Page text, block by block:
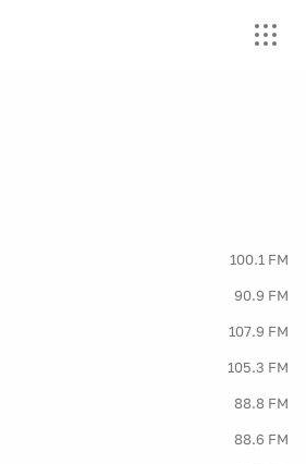
100.1 FM
90.9 FM
107.9 FM
105.3 FM
88.8 FM
88.6 FM